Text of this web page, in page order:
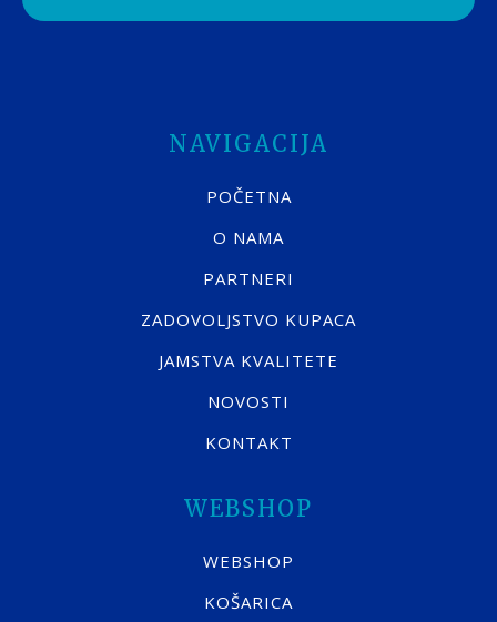
NAVIGACIJA
POČETNA
O NAMA
PARTNERI
ZADOVOLJSTVO KUPACA
JAMSTVA KVALITETE
NOVOSTI
KONTAKT
WEBSHOP
WEBSHOP
KOŠARICA